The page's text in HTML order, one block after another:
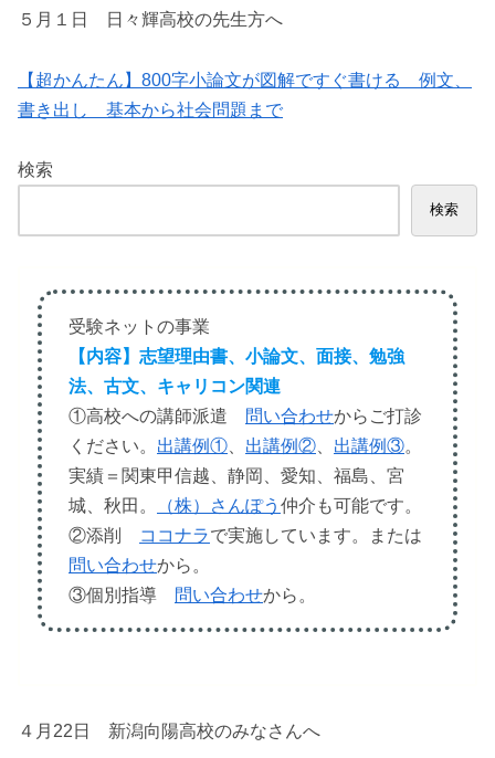
５月１日 日々輝高校の先生方へ
【超かんたん】800字小論文が図解ですぐ書ける 例文、
書き出し 基本から社会問題まで
検索
検索
受験ネットの事業
【内容】志望理由書、小論文、面接、勉強
法、古文、キャリコン関連
①高校への講師派遣
問い合わせからご打診
ください。 出講例① 出講例② 出講例③。
実績＝関東甲信越、静岡、愛知、福島、宮
城、秋田。
（株）さんぽう 仲介も可能です。
②添削
ココナラで実施しています。または
問い合わせから。
③個別指導
問い合わせから。
４月22日 新潟向陽高校のみなさんへ